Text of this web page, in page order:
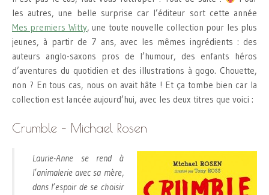
les autres, une belle surprise car l’éditeur sort cette année
Mes premiers Witty, une toute nouvelle collection pour les plus
jeunes, à partir de 7 ans, avec les mêmes ingrédients : des
auteurs anglo-saxons pros de l’humour, des enfants héros
d’aventures du quotidien et des illustrations à gogo. Chouette,
non ? En tous cas, nous on avait hâte ! Et ça tombe bien car la
collection est lancée aujourd’hui, avec les deux titres que voici :
Crumble – Michael Rosen
Laurie-Anne se rend à
l’animalerie avec sa mère,
dans l’espoir de se choisir